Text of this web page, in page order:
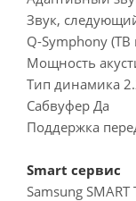
Звук,
Q-Symphony (ТВ
Мощность
Тип динамика
Сабвуфер Да
Поддержка
Smart сервис
Samsung SMART